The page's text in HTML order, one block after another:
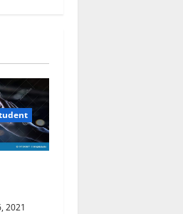
2021